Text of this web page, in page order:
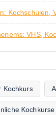
Kochschulen,
VHS,
Kochkurs
Kochkurse